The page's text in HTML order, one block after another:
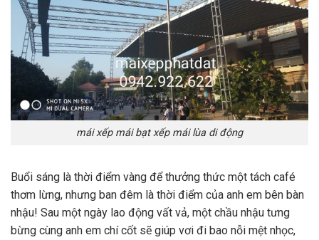
mái xếp mái bạt xếp mái lùa di động
Buổi sáng là thời điểm vàng để thưởng thức một tách café
thơm lừng, nhưng ban đêm là thời điểm của anh em bên bàn
nhậu! Sau một ngày lao động vất vả, một chầu nhậu tưng
bừng cùng anh em chí cốt sẽ giúp vơi đi bao nỗi mệt nhọc,